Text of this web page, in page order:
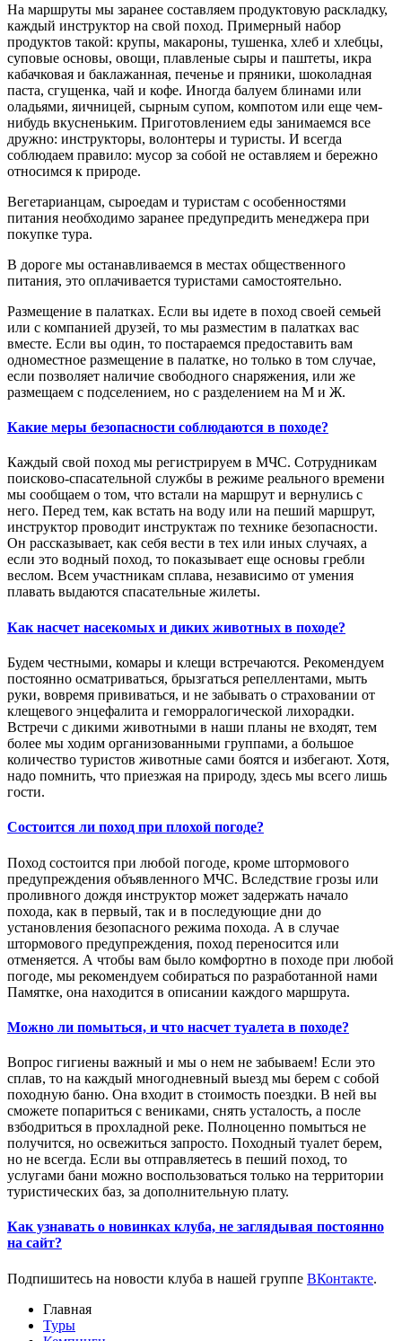
На маршруты мы заранее составляем продуктовую раскладку,
каждый инструктор на свой поход. Примерный набор
продуктов такой: крупы, макароны, тушенка, хлеб и хлебцы,
суповые основы, овощи, плавленые сыры и паштеты, икра
кабачковая и баклажанная, печенье и пряники, шоколадная
паста, сгущенка, чай и кофе. Иногда балуем блинами или
оладьями, яичницей, сырным супом, компотом или еще чем-
нибудь вкусненьким. Приготовлением еды занимаемся все
дружно: инструкторы, волонтеры и туристы. И всегда
соблюдаем правило: мусор за собой не оставляем и бережно
относимся к природе.
Вегетарианцам, сыроедам и туристам с особенностями
питания необходимо заранее предупредить менеджера при
покупке тура.
В дороге мы останавливаемся в местах общественного
питания, это оплачивается туристами самостоятельно.
Размещение в палатках. Если вы идете в поход своей семьей
или с компанией друзей, то мы разместим в палатках вас
вместе. Если вы один, то постараемся предоставить вам
одноместное размещение в палатке, но только в том случае,
если позволяет наличие свободного снаряжения, или же
размещаем с подселением, но с разделением на М и Ж.
Какие меры безопасности соблюдаются в походе?
Каждый свой поход мы регистрируем в МЧС. Сотрудникам
поисково-спасательной службы в режиме реального времени
мы сообщаем о том, что встали на маршрут и вернулись с
него. Перед тем, как встать на воду или на пеший маршрут,
инструктор проводит инструктаж по технике безопасности.
Он рассказывает, как себя вести в тех или иных случаях, а
если это водный поход, то показывает еще основы гребли
веслом. Всем участникам сплава, независимо от умения
плавать выдаются спасательные жилеты.
Как насчет насекомых и диких животных в походе?
Будем честными, комары и клещи встречаются. Рекомендуем
постоянно осматриваться, брызгаться репеллентами, мыть
руки, вовремя прививаться, и не забывать о страховании от
клещевого энцефалита и геморралогической лихорадки.
Встречи с дикими животными в наши планы не входят, тем
более мы ходим организованными группами, а большое
количество туристов животные сами боятся и избегают. Хотя,
надо помнить, что приезжая на природу, здесь мы всего лишь
гости.
Состоится ли поход при плохой погоде?
Поход состоится при любой погоде, кроме штормового
предупреждения объявленного МЧС. Вследствие грозы или
проливного дождя инструктор может задержать начало
похода, как в первый, так и в последующие дни до
установления безопасного режима похода. А в случае
штормового предупреждения, поход переносится или
отменяется. А чтобы вам было комфортно в походе при любой
погоде, мы рекомендуем собираться по разработанной нами
Памятке, она находится в описании каждого маршрута.
Можно ли помыться, и что насчет туалета в походе?
Вопрос гигиены важный и мы о нем не забываем! Если это
сплав, то на каждый многодневный выезд мы берем с собой
походную баню. Она входит в стоимость поездки. В ней вы
сможете попариться с вениками, снять усталость, а после
взбодриться в прохладной реке. Полноценно помыться не
получится, но освежиться запросто. Походный туалет берем,
но не всегда. Если вы отправляетесь в пеший поход, то
услугами бани можно воспользоваться только на территории
туристических баз, за дополнительную плату.
Как узнавать о новинках клуба, не заглядывая постоянно
на сайт?
Подпишитесь на новости клуба в нашей группе ВКонтакте.
Главная
Туры